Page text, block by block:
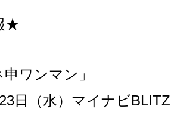
★
申ワンマン」
23日（水）マイナビBLITZ